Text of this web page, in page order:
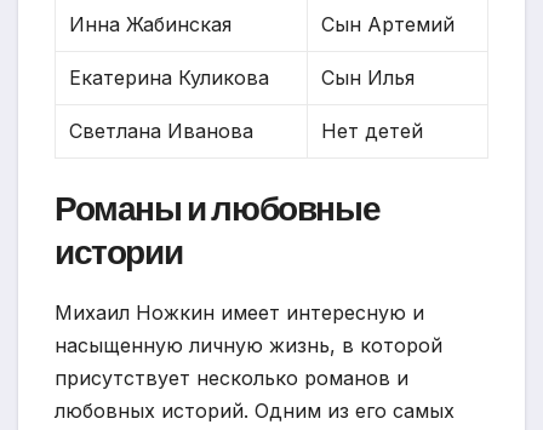
Инна Жабинская Сын Артемий
Екатерина Куликова Сын Илья
Светлана Иванова Нет детей
Романы и любовные
истории
Михаил Ножкин имеет интересную и
насыщенную личную жизнь, в которой
присутствует несколько романов и
любовных историй. Одним из его самых